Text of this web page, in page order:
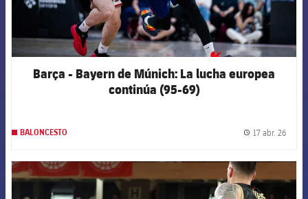
Barça - Bayern de Múnich: La lucha europea
continúa (95-69)
BALONCESTO 17 abr. 26
FCB Barcelona badge